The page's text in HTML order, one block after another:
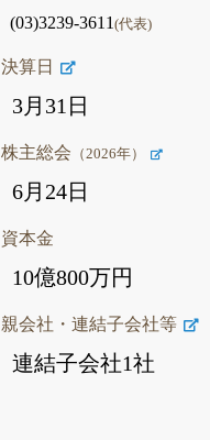
(03)3239-3611(代表)
決算日
3月31日
株主総会 （2026年）
6月24日
資本金
10億800万円
親会社・連結子会社等
連結子会社1社